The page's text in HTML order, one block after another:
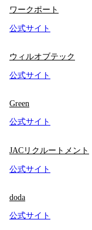
ワークポート
公式サイト
ウィルオブテック
公式サイト
Green
公式サイト
JACリクルートメント
公式サイト
doda
公式サイト